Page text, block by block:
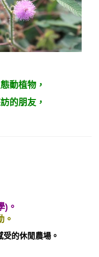
動植物，
的朋友，
)。
。
的休閒農場。